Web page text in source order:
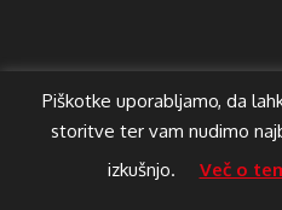
Piškotke uporabljamo, da
storitve ter vam nudimo
izkušnjo.
Več o